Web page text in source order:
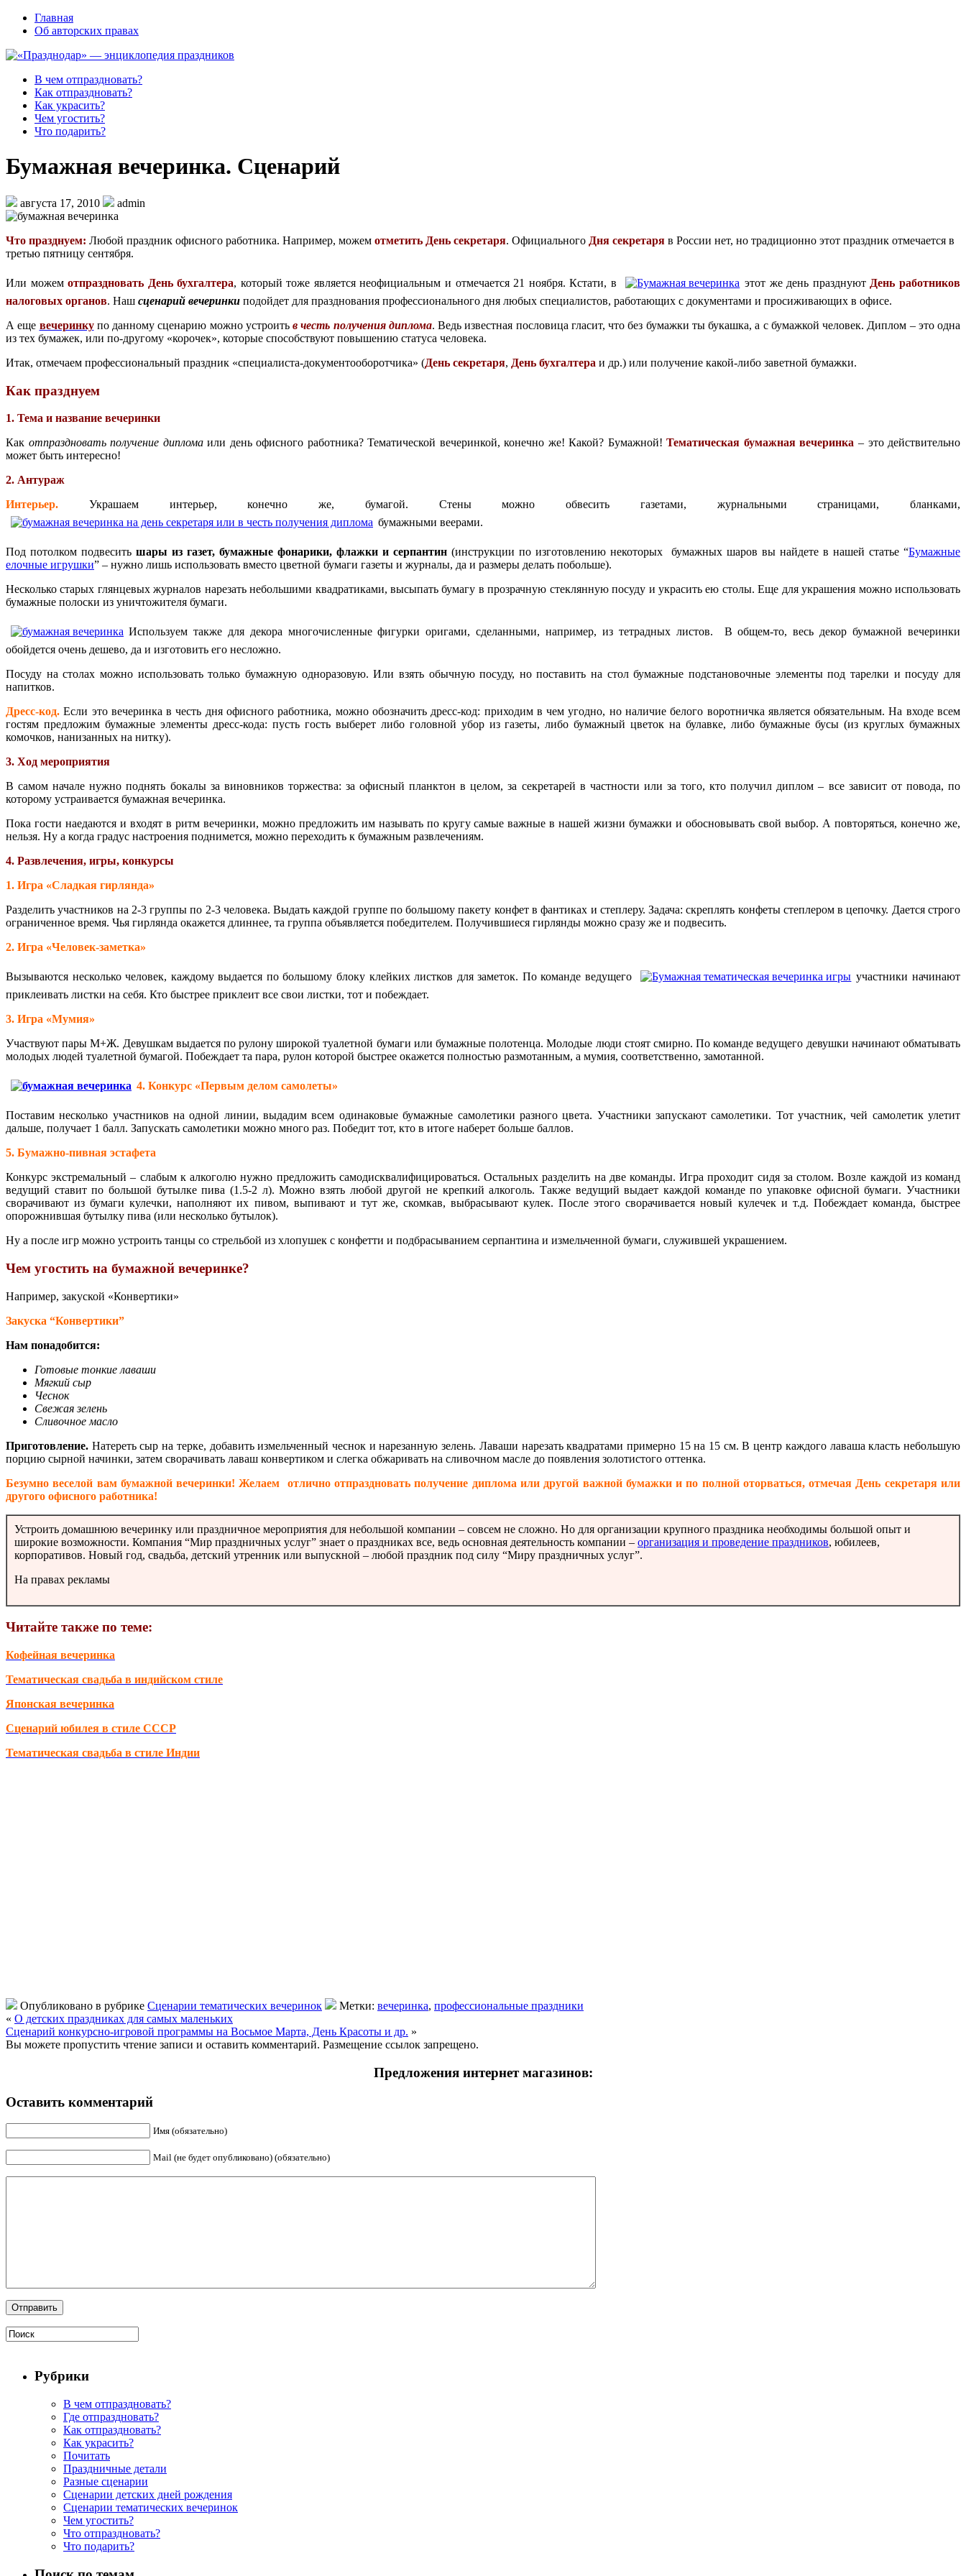
Главная
Об авторских правах
В чем отпраздновать?
Как отпраздновать?
Как украсить?
Чем угостить?
Что подарить?
Бумажная вечеринка. Сценарий
августа 17, 2010 admin
Что празднуем: Любой праздник офисного работника. Например, можем отметить День секретаря. Официального Дня секретаря в России нет, но традиционно этот праздник отмечается в
третью пятницу сентября.
Или можемотпраздновать День бухгалтера, который тоже является неофициальным и отмечается 21 ноября. Кстати, в этот же день празднуют День работников
налоговых органов. Наш сценарий вечеринки подойдет для празднования профессионального дня любых специалистов, работающих с документами и просиживающих в офисе.
А еще вечеринкупо данному сценарию можно устроить в честь получения диплома. Ведь известная пословица гласит, что без бумажки ты букашка, а с бумажкой человек. Диплом – это одна
из тех бумажек, или по-другому «корочек», которые способствуют повышению статуса человека.
Итак, отмечаем профессиональный праздник «специалиста-документооборотчика» (День секретаря, День бухгалтера и др.) или получение какой-либо заветной бумажки.
Как празднуем
1. Тема и название вечеринки
Как отпраздновать получение дипломаили день офисного работника? Тематической вечеринкой, конечно же! Какой? Бумажной!Тематическая бумажная вечеринка – это действительно
может быть интересно!
2. Антураж
Интерьер. Украшаем интерьер, конечно же, бумагой. Стены можно обвесить газетами, журнальными страницами, бланками,
бумажными веерами.
Под потолком подвесить шары из газет, бумажные фонарики, флажки и серпантин (инструкции по изготовлению некоторых бумажных шаров вы найдете в нашей статье “Бумажные
елочные игрушки” – нужно лишь использовать вместо цветной бумаги газеты и журналы, да и размеры делать побольше).
Несколько старых глянцевых журналов нарезать небольшими квадратиками, высыпать бумагу в прозрачную стеклянную посуду и украсить ею столы. Еще для украшения можно использовать
бумажные полоски из уничтожителя бумаги.
Используем также для декора многочисленные фигурки оригами, сделанными, например, из тетрадных листов. В общем-то, весь декор бумажной вечеринки
обойдется очень дешево, да и изготовить его несложно.
Посуду на столах можно использовать только бумажную одноразовую. Или взять обычную посуду, но поставить на стол бумажные подстановочные элементы под тарелки и посуду для
напитков.
Дресс-код. Если это вечеринка в честь дня офисного работника, можно обозначить дресс-код: приходим в чем угодно, но наличие белого воротничка является обязательным. На входе всем
гостям предложим бумажные элементы дресс-кода: пусть гость выберет либо головной убор из газеты, либо бумажный цветок на булавке, либо бумажные бусы (из круглых бумажных
комочков, нанизанных на нитку).
3. Ход мероприятия
В самом начале нужно поднять бокалы за виновников торжества: за офисный планктон в целом, за секретарей в частности или за того, кто получил диплом – все зависит от повода, по
которому устраивается бумажная вечеринка.
Пока гости наедаются и входят в ритм вечеринки, можно предложить им называть по кругу самые важные в нашей жизни бумажки и обосновывать свой выбор. А повторяться, конечно же,
нельзя. Ну а когда градус настроения поднимется, можно переходить к бумажным развлечениям.
4. Развлечения, игры, конкурсы
1. Игра «Сладкая гирлянда»
Разделить участников на 2-3 группы по 2-3 человека. Выдать каждой группе по большому пакету конфет в фантиках и степлеру. Задача: скреплять конфеты степлером в цепочку. Дается строго
ограниченное время. Чья гирлянда окажется длиннее, та группа объявляется победителем. Получившиеся гирлянды можно сразу же и подвесить.
2. Игра «Человек-заметка»
Вызываются несколько человек, каждому выдается по большому блоку клейких листков для заметок. По команде ведущего
участники начинают
приклеивать листки на себя. Кто быстрее приклеит все свои листки, тот и побеждает.
3. Игра «Мумия»
Участвуют пары М+Ж. Девушкам выдается по рулону широкой туалетной бумаги или бумажные полотенца. Молодые люди стоят смирно. По команде ведущего девушки начинают обматывать
молодых людей туалетной бумагой. Побеждает та пара, рулон которой быстрее окажется полностью размотанным, а мумия, соответственно, замотанной.
4. Конкурс «Первым делом самолеты»
Поставим несколько участников на одной линии, выдадим всем одинаковые бумажные самолетики разного цвета. Участники запускают самолетики. Тот участник, чей самолетик улетит
дальше, получает 1 балл. Запускать самолетики можно много раз. Победит тот, кто в итоге наберет больше баллов.
5. Бумажно-пивная эстафета
Конкурс экстремальный – слабым к алкоголю нужно предложить самодисквалифицироваться. Остальных разделить на две команды. Игра проходит сидя за столом. Возле каждой из команд
ведущий ставит по большой бутылке пива (1.5-2 л). Можно взять любой другой не крепкий алкоголь. Также ведущий выдает каждой команде по упаковке офисной бумаги. Участники
сворачивают из бумаги кулечки, наполняют их пивом, выпивают и тут же, скомкав, выбрасывают кулек. После этого сворачивается новый кулечек и т.д. Побеждает команда, быстрее
опорожнившая бутылку пива (или несколько бутылок).
Ну а после игр можно устроить танцы со стрельбой из хлопушек с конфетти и подбрасыванием серпантина и измельченной бумаги, служившей украшением.
Чем угостить на бумажной вечеринке?
Например, закуской «Конвертики»
Закуска “Конвертики”
Нам понадобится:
Готовые тонкие лаваши
Мягкий сыр
Чеснок
Свежая зелень
Сливочное масло
Приготовление. Натереть сыр на терке, добавить измельченный чеснок и нарезанную зелень. Лаваши нарезать квадратами примерно 15 на 15 см. В центр каждого лаваша класть небольшую
порцию сырной начинки, затем сворачивать лаваш конвертиком и слегка обжаривать на сливочном масле до появления золотистого оттенка.
Безумно веселой вам бумажной вечеринки! Желаем отлично отпраздновать получение диплома или другой важной бумажки и по полной оторваться, отмечая День секретаря или
другого офисного работника!
Устроить домашнюю вечеринку или праздничное мероприятия для небольшой компании – совсем не сложно. Но для организации крупного праздника необходимы большой опыт и
широкие возможности. Компания “Мир праздничных услуг” знает о праздниках все, ведь основная деятельность компании – организация и проведение праздников, юбилеев,
корпоративов. Новый год, свадьба, детский утренник или выпускной – любой праздник под силу “Миру праздничных услуг”.
На правах рекламы
Читайте также по теме:
Кофейная вечеринка
Тематическая свадьба в индийском стиле
Японская вечеринка
Сценарий юбилея в стиле СССР
Тематическая свадьба в стиле Индии
Опубликовано в рубрике Сценарии тематических вечеринок Метки: вечеринка, профессиональные праздники
« О детских праздниках для самых маленьких
Сценарий конкурсно-игровой программы на Восьмое Марта, День Красоты и др. »
Вы можете пропустить чтение записи и оставить комментарий. Размещение ссылок запрещено.
Предложения интернет магазинов:
Оставить комментарий
Имя (обязательно)
Mail (не будет опубликовано) (обязательно)
Рубрики
В чем отпраздновать?
Где отпраздновать?
Как отпраздновать?
Как украсить?
Почитать
Праздничные детали
Разные сценарии
Сценарии детских дней рождения
Сценарии тематических вечеринок
Чем угостить?
Что отпраздновать?
Что подарить?